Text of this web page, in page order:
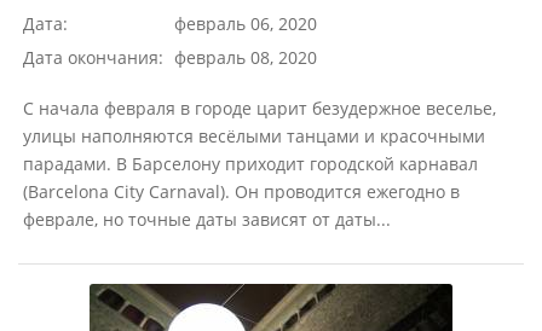
Дата:
февраль 06, 2020
Дата окончания: февраль 08, 2020
С начала февраля в городе царит безудержное веселье,
улицы наполняются весёлыми танцами и красочными
парадами. В Барселону приходит городской карнавал
(Barcelona City Carnaval). Он проводится ежегодно в
феврале, но точные даты зависят от даты...